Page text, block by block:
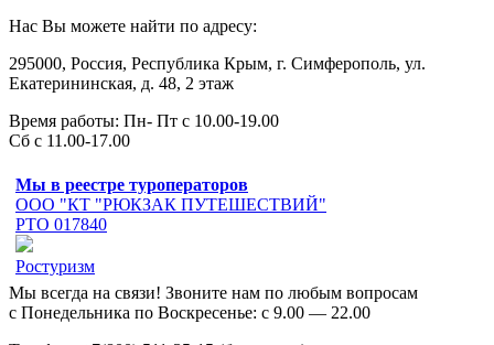
Нас Вы можете найти по адресу:
295000, Россия, Республика Крым, г. Симферополь, ул.
Екатерининская, д. 48, 2 этаж
Время работы: Пн- Пт с 10.00-19.00
Сб с 11.00-17.00
Мы в реестре туроператоров
ООО "КТ "РЮКЗАК ПУТЕШЕСТВИЙ"
РТО 017840
Ростуризм
Мы всегда на связи! Звоните нам по любым вопросам
с Понедельника по Воскресенье: с 9.00 — 22.00